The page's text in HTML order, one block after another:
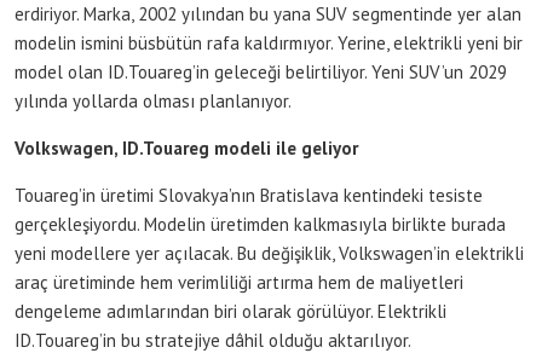
erdiriyor. Marka, 2002 yılından bu yana SUV segmentinde yer alan
modelin ismini büsbütün rafa kaldırmıyor. Yerine, elektrikli yeni bir
model olan ID.Touareg’in geleceği belirtiliyor. Yeni SUV’un 2029
yılında yollarda olması planlanıyor.
Volkswagen, ID.Touareg modeli ile geliyor
Touareg’in üretimi Slovakya’nın Bratislava kentindeki tesiste
gerçekleşiyordu. Modelin üretimden kalkmasıyla birlikte burada
yeni modellere yer açılacak. Bu değişiklik, Volkswagen’in elektrikli
araç üretiminde hem verimliliği artırma hem de maliyetleri
dengeleme adımlarından biri olarak görülüyor. Elektrikli
ID.Touareg’in bu stratejiye dâhil olduğu aktarılıyor.